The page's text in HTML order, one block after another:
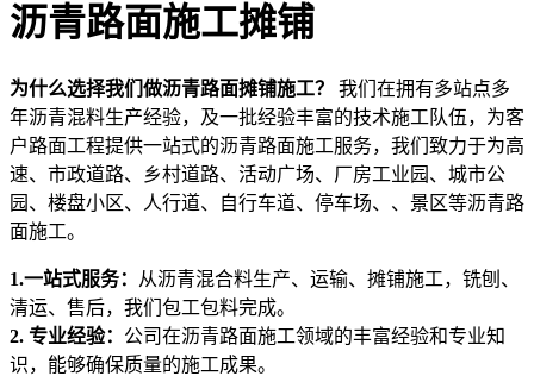
沥青路面施工摊铺
为什么选择我们做沥青路面摊铺施工？
我们在拥有多站点多
年沥青混料生产经验，及一批经验丰富的技术施工队伍，为客
户路面工程提供一站式的沥青路面施工服务，我们致力于为高
速、市政道路、乡村道路、活动广场、厂房工业园、城市公
园、楼盘小区、人行道、自行车道、停车场、、景区等沥青路
面施工。
1.一站式服务：
从沥青混合料生产、运输、摊铺施工，铣刨、
清运、售后，我们包工包料完成。
2. 专业经验： 公司在沥青路面施工领域的丰富经验和专业知
识，能够确保质量的施工成果。